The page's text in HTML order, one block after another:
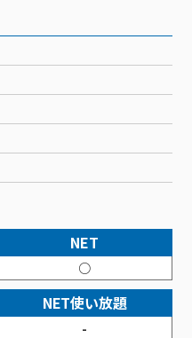
宅
ックサービス料⾦表
払
プラン
ストップ
NET
○
NET使い放題
-